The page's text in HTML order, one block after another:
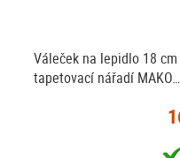
Váleček na lepidlo 18
tapetovací nářadí MAKO…